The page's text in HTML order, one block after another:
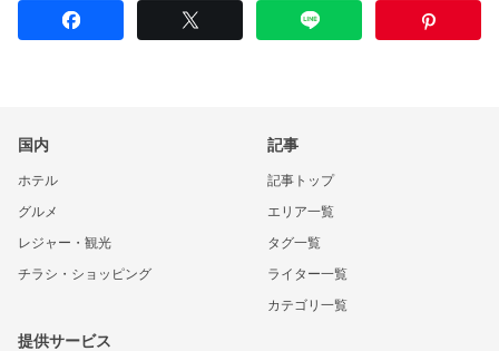
国内
ホテル
グルメ
レジャー・観光
チラシ・ショッピング
記事
記事トップ
エリア一覧
タグ一覧
ライター一覧
カテゴリ一覧
提供サービス